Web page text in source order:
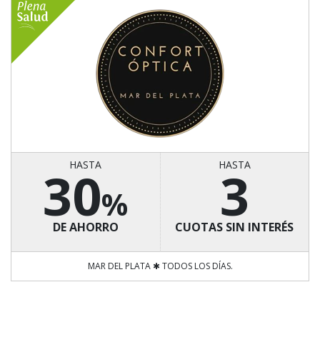
HASTA
30%
DE AHORRO
HASTA
3
CUOTAS SIN INTERÉS
MAR DEL PLATA ✱ TODOS LOS DÍAS.